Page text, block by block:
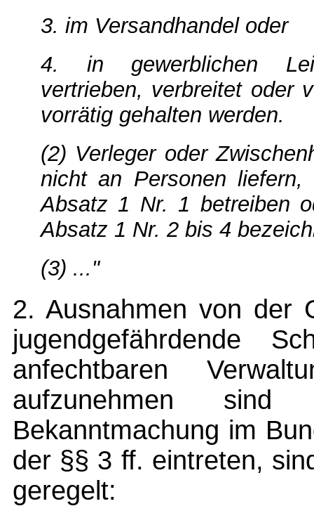
3. im Versandhandel oder
4. in gewerblichen
vertrieben, verbreitet oder
vorrätig gehalten werden.
(2) Verleger oder
nicht an Personen
Absatz 1 Nr. 1 betreiben
Absatz 1 Nr. 2 bis 4
(3) ..."
2. Ausnahmen von der
jugendgefährdende
anfechtbaren
aufzunehmen
Bekanntmachung im
der §§ 3 ff. eintreten,
geregelt: